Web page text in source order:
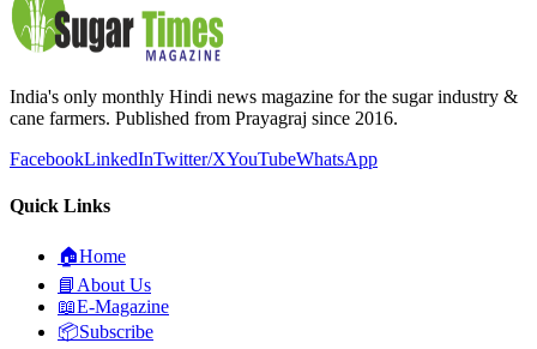
India's only monthly Hindi news magazine for the sugar industry &
cane farmers. Published from Prayagraj since 2016.
FacebookLinkedInTwitter/XYouTubeWhatsApp
Quick Links
🏠Home
📘 About Us
📖E-Magazine
📦Subscribe